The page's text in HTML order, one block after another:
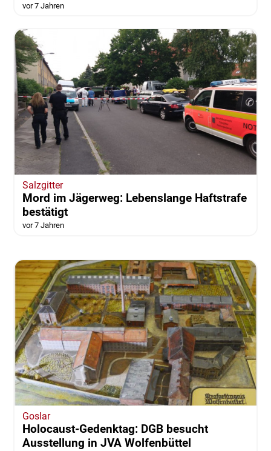
vor 7 Jahren
Salzgitter
Mord im Jägerweg: Lebenslange Haftstrafe
bestätigt
vor 7 Jahren
Goslar
Holocaust-Gedenktag: DGB besucht
Ausstellung in JVA Wolfenbüttel